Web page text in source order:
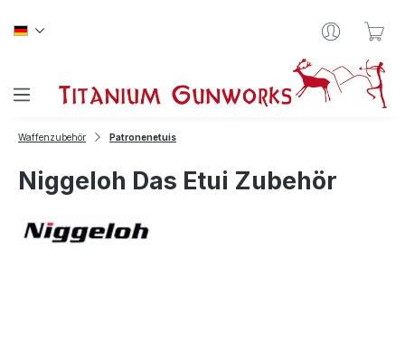
Waffenzubehör Patronenetuis
Niggeloh Das Etui Zubehör